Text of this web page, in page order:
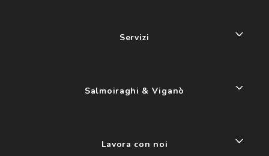
Servizi
Salmoiraghi & Viganò
Lavora con noi